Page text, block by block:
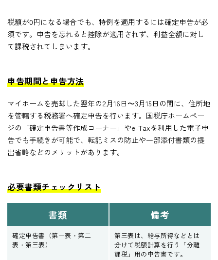
税額が0円になる場合でも、特例を適用するには確定申告が必
須です。申告を忘れると控除が適用されず、利益全額に対し
て課税されてしまいます。
申告期間と申告方法
マイホームを売却した翌年の2月16日〜3月15日の間に、住所地
を管轄する税務署へ確定申告を行います。国税庁ホームペー
ジの「確定申告書等作成コーナー」やe-Taxを利用した電子申
告でも手続きが可能で、転記ミスの防止や一部添付書類の提
出省略などのメリットがあります。
必要書類チェックリスト
書類 備考
確定申告書（第一表・第二
表・第三表）
第三表は、給与所得などとは
分けて税額計算を行う「分離
課税」用の申告書です。